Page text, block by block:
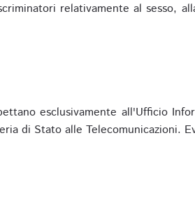
relativamente al sesso,
esclusivamente all'Ufficio
di Stato alle Telecomunicazioni.